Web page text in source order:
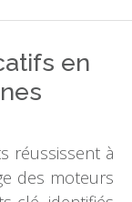
en
réussissent à
des moteurs